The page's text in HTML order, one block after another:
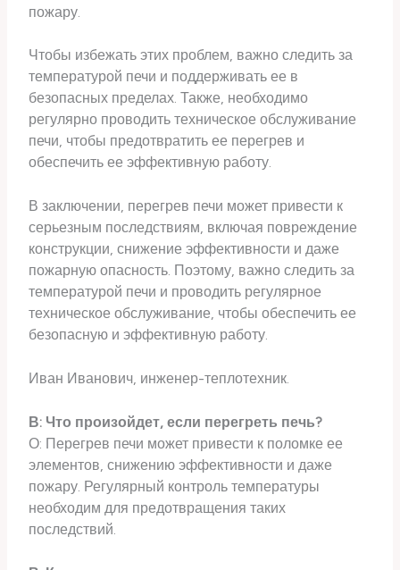
пожару.
Чтобы избежать этих проблем, важно следить за
температурой печи и поддерживать ее в
безопасных пределах. Также, необходимо
регулярно проводить техническое обслуживание
печи, чтобы предотвратить ее перегрев и
обеспечить ее эффективную работу.
В заключении, перегрев печи может привести к
серьезным последствиям, включая повреждение
конструкции, снижение эффективности и даже
пожарную опасность. Поэтому, важно следить за
температурой печи и проводить регулярное
техническое обслуживание, чтобы обеспечить ее
безопасную и эффективную работу.
Иван Иванович, инженер-теплотехник.
В: Что произойдет, если перегреть печь?
О: Перегрев печи может привести к поломке ее
элементов, снижению эффективности и даже
пожару. Регулярный контроль температуры
необходим для предотвращения таких
последствий.